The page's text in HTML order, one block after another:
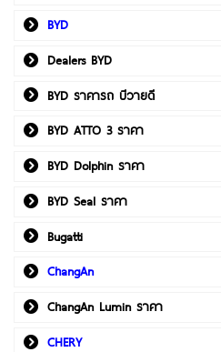
BYD
Dealers BYD
BYD ราคารถ บีวายดี
BYD ATTO 3 ราคา
BYD Dolphin ราคา
BYD Seal ราคา
Bugatti
ChangAn
ChangAn Lumin ราคา
CHERY